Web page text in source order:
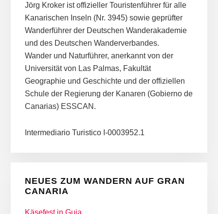
Jörg Kroker ist offizieller Touristenführer für alle
Kanarischen Inseln (Nr. 3945) sowie geprüfter
Wanderführer der Deutschen Wanderakademie
und des Deutschen Wanderverbandes.
Wander und Naturführer, anerkannt von der
Universität von Las Palmas, Fakultät
Geographie und Geschichte und der offiziellen
Schule der Regierung der Kanaren (Gobierno de
Canarias) ESSCAN.
Intermediario Turistico I-0003952.1
NEUES ZUM WANDERN AUF GRAN
CANARIA